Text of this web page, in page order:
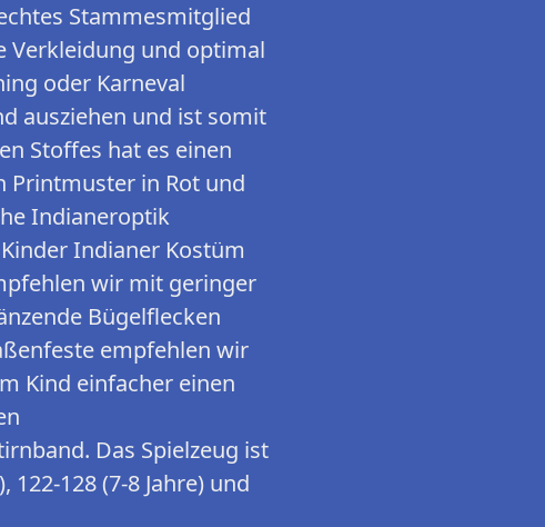
Stammesmitglied
Verkleidung und optimal
oder Karneval
ausziehen und ist somit
Stoffes hat es einen
Printmuster in Rot und
Indianeroptik
Kinder Indianer Kostüm
wir mit geringer
Bügelflecken
empfehlen wir
Kind einfacher einen
Das Spielzeug ist
128 (7-8 Jahre) und